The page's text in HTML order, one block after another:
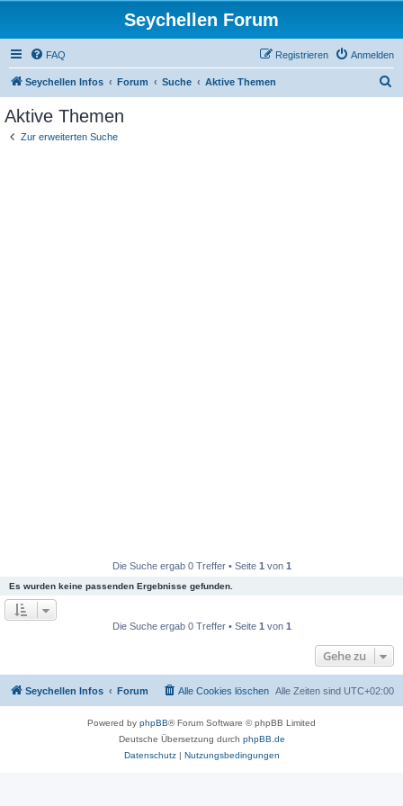
Seychellen Forum
FAQ Anmelden
Registrieren
Seychellen Infos Forum Suche Aktive Themen
Aktive Themen
Zur erweiterten Suche
Die Suche ergab 0 Treffer • Seite 1 von 1
Es wurden keine passenden Ergebnisse gefunden.
Die Suche ergab 0 Treffer • Seite 1 von 1
Gehe zu
Seychellen Infos Forum Alle Zeiten sind UTC+02:00
Alle Cookies löschen
Powered by phpBB® Forum Software © phpBB Limited
Deutsche Übersetzung durch phpBB.de
Datenschutz| Nutzungsbedingungen